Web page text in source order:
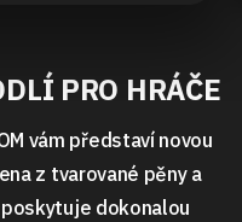
PRO HRÁČE
vám představí novou
z tvarované pěny a
dokonalou